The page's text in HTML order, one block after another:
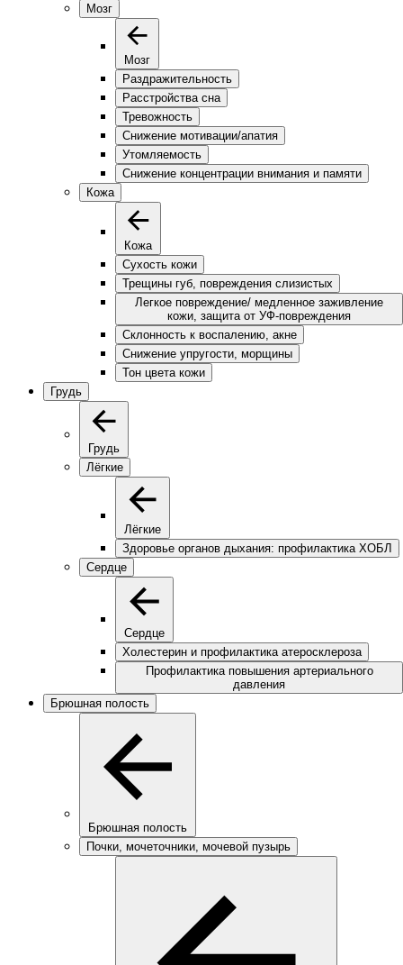
Мозг
Мозг
Раздражительность
Расстройства сна
Тревожность
Снижение мотивации/апатия
Утомляемость
Снижение концентрации внимания и памяти
Кожа
Кожа
Сухость кожи
Трещины губ, повреждения слизистых
Легкое повреждение/ медленное заживление
кожи, защита от УФ-повреждения
Склонность к воспалению, акне
Снижение упругости, морщины
Тон цвета кожи
Грудь
Грудь
Лёгкие
Лёгкие
Здоровье органов дыхания: профилактика ХОБЛ
Сердце
Сердце
Холестерин и профилактика атеросклероза
Профилактика повышения артериального
давления
Брюшная полость
Брюшная полость
Почки, мочеточники, мочевой пузырь